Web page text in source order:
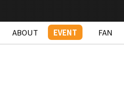
ABOUT EVENT FAN